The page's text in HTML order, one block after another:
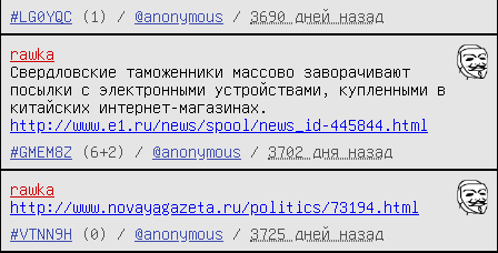
#LG0YQC
(1) / @anonymous / 3690 дней назад
rawka
Свердловские таможенники массово заворачивают
посылки с электронными устройствами, купленными в
http://www.e1.ru/news/spool/news_id-445844.html
#GMEM8Z
(6+2) / @anonymous / 3702 дня назад
rawka
http://www.novayagazeta.ru/politics/73194.html
#VTNN9H
(0) / @anonymous / 3725 дней назад